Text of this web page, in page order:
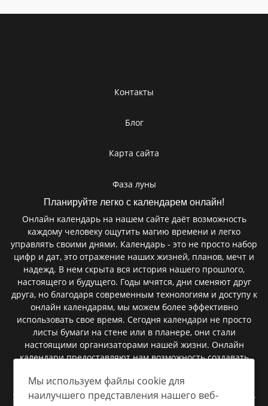
Контакты
Блог
Карта сайта
Фаза луны
Планируйте легко с календарем онлайн!
Онлайн календарь на нашем сайте даёт возможность
каждому человеку ощутить магию времени и легко
управлять своими днями. Календарь - это не просто набор
цифр и дат, это отражение наших жизней, планов, мечт и
надежд. В нем скрыта вся история нашего прошлого,
настоящего и будущего. Годы мчятся, дни сменяют друг
друга, но благодаря современным технологиям и доступу к
онлайн календарям, мы можем более эффективно
использовать свое время. Сегодня календари не просто
листы бумаги на стене или в планере, они стали
настоящими организаторами нашей жизни. Онлайн
календари предоставляют нам возможность создавать
напоминания и следить за важными событиями. В них
умещаются сроки сдачи проектов, дни рождения близких,
Мы используем файлы cookie для
наилучшего представления нашего веб-